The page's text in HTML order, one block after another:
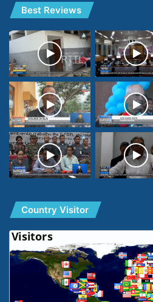
Best Reviews
Country Visitor